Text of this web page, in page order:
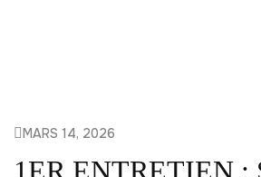
MARS 14, 2026
1ER ENTRETIEN :